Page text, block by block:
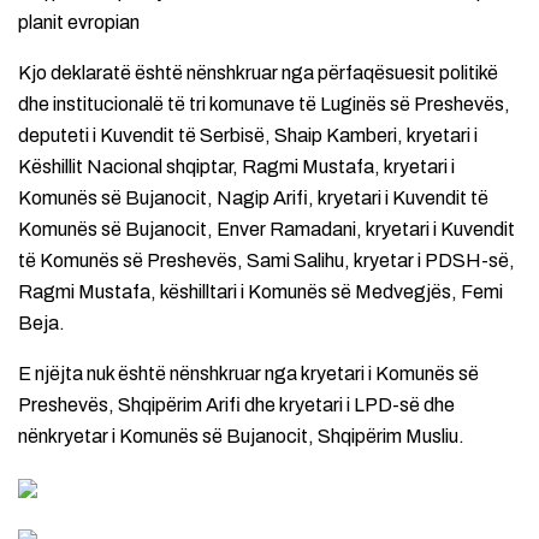
planit evropian
Kjo deklaratë është nënshkruar nga përfaqësuesit politikë
dhe institucionalë të tri komunave të Luginës së Preshevës,
deputeti i Kuvendit të Serbisë, Shaip Kamberi, kryetari i
Këshillit Nacional shqiptar, Ragmi Mustafa, kryetari i
Komunës së Bujanocit, Nagip Arifi, kryetari i Kuvendit të
Komunës së Bujanocit, Enver Ramadani, kryetari i Kuvendit
të Komunës së Preshevës, Sami Salihu, kryetar i PDSH-së,
Ragmi Mustafa, këshilltari i Komunës së Medvegjës, Femi
Beja.
E njëjta nuk është nënshkruar nga kryetari i Komunës së
Preshevës, Shqipërim Arifi dhe kryetari i LPD-së dhe
nënkryetar i Komunës së Bujanocit, Shqipërim Musliu.